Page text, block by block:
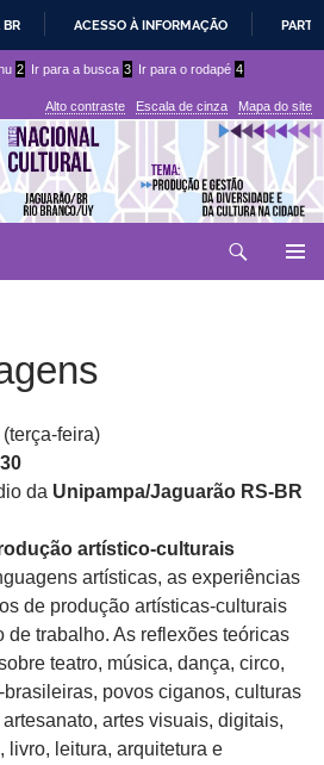
PARA
CONTEÚDO
ACESSO À INFORMAÇÃO
2 Ir para a busca 3 Ir para o rodapé 4
Alto contraste Escala de cinza Mapa do site
(terça-feira)
da Unipampa/Jaguarão RS-BR
artístico-culturais
artísticas, as experiências
de produção artísticas-culturais
de trabalho. As reflexões teóricas
teatro, música, dança, circo,
povos ciganos, culturas
artes visuais, digitais,
livro, leitura, arquitetura e